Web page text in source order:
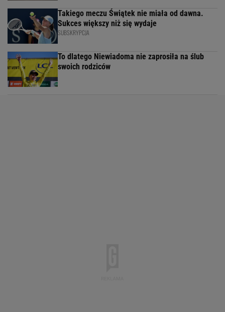
Takiego meczu Świątek nie miała od dawna.
Sukces większy niż się wydaje
SUBSKRYPCJA
To dlatego Niewiadoma nie zaprosiła na ślub
swoich rodziców